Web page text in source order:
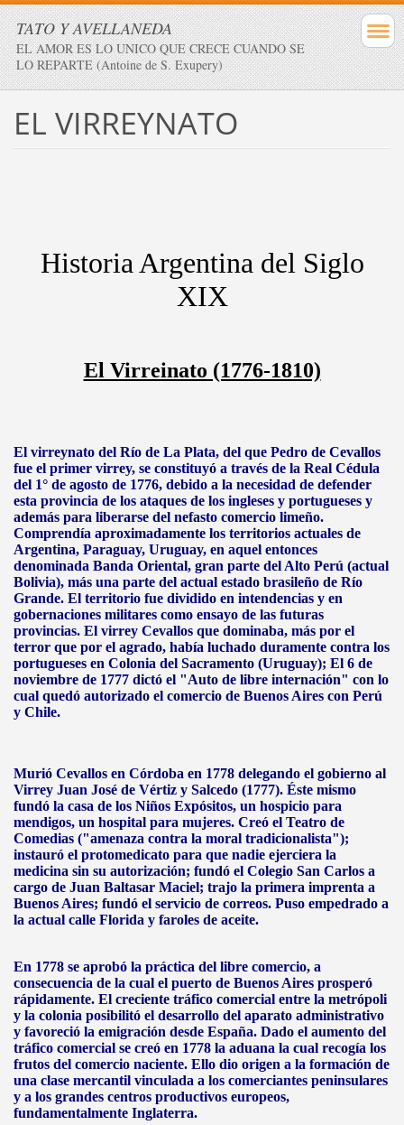
TATO Y AVELLANEDA
EL AMOR ES LO UNICO QUE CRECE CUANDO SE
LO REPARTE (Antoine de S. Exupery)
EL VIRREYNATO
Historia Argentina del Siglo
XIX
El Virreinato (1776-1810)
El virreynato del Río de La Plata, del que Pedro de Cevallos
fue el primer virrey, se constituyó a través de la Real Cédula
del 1° de agosto de 1776, debido a la necesidad de defender
esta provincia de los ataques de los ingleses y portugueses y
además para liberarse del nefasto comercio limeño.
Comprendía aproximadamente los territorios actuales de
Argentina, Paraguay, Uruguay, en aquel entonces
denominada Banda Oriental, gran parte del Alto Perú (actual
Bolivia), más una parte del actual estado brasileño de Río
Grande. El territorio fue dividido en intendencias y en
gobernaciones militares como ensayo de las futuras
provincias. El virrey Cevallos que dominaba, más por el
terror que por el agrado, había luchado duramente contra los
portugueses en Colonia del Sacramento (Uruguay); El 6 de
noviembre de 1777 dictó el "Auto de libre internación" con lo
cual quedó autorizado el comercio de Buenos Aires con Perú
y Chile.
Murió Cevallos en Córdoba en 1778 delegando el gobierno al
Virrey Juan José de Vértiz y Salcedo (1777). Éste mismo
fundó la casa de los Niños Expósitos, un hospicio para
mendigos, un hospital para mujeres. Creó el Teatro de
Comedias ("amenaza contra la moral tradicionalista");
instauró el protomedicato para que nadie ejerciera la
medicina sin su autorización; fundó el Colegio San Carlos a
cargo de Juan Baltasar Maciel; trajo la primera imprenta a
Buenos Aires; fundó el servicio de correos. Puso empedrado a
la actual calle Florida y faroles de aceite.
En 1778 se aprobó la práctica del libre comercio, a
consecuencia de la cual el puerto de Buenos Aires prosperó
rápidamente. El creciente tráfico comercial entre la metrópoli
y la colonia posibilitó el desarrollo del aparato administrativo
y favoreció la emigración desde España. Dado el aumento del
tráfico comercial se creó en 1778 la aduana la cual recogía los
frutos del comercio naciente. Ello dio origen a la formación de
una clase mercantil vinculada a los comerciantes peninsulares
y a los grandes centros productivos europeos,
fundamentalmente Inglaterra.